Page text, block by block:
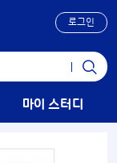
로그인
마이 스터디